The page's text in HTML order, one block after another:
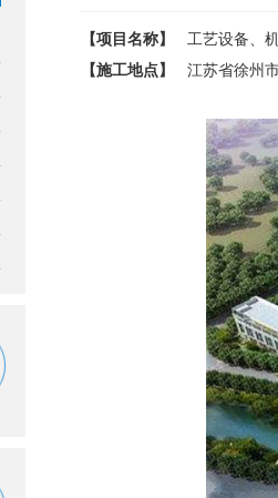
【项目名称】
工艺设备、
【施工地点】
江苏省徐州